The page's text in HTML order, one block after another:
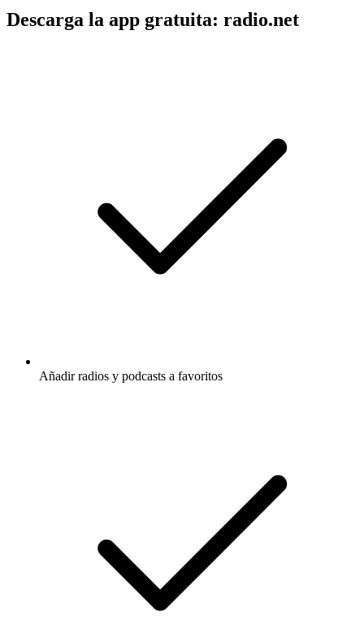
Descarga la app gratuita: radio.net
Añadir radios y podcasts a favoritos